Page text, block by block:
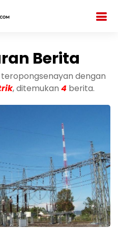
Berita
dengan
, ditemukan 4 berita.